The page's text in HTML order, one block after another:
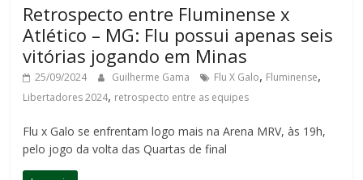
Retrospecto entre Fluminense x
Atlético – MG: Flu possui apenas seis
vitórias jogando em Minas
25/09/2024 Guilherme Gama Flu X Galo, Fluminense,
Libertadores 2024, retrospecto entre as equipes
Flu x Galo se enfrentam logo mais na Arena MRV, às 19h,
pelo jogo da volta das Quartas de final